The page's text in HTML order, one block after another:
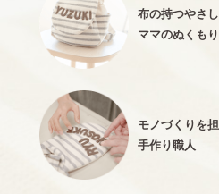
布の持つやさ
ママのぬくもり
モノづくりを担
手作り職人